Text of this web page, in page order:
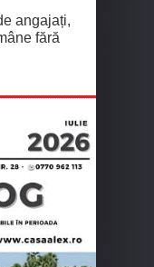
angajați,
fără